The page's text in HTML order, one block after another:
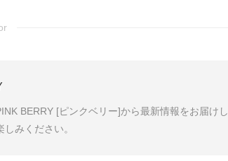
BERRY [ピンクベリー]から最新情報をお届け
みください。